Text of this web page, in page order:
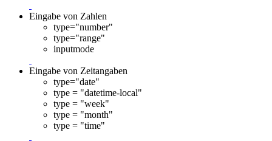
Eingabe von Zahlen
type="number"
type="range"
inputmode
Eingabe von Zeitangaben
type="date"
type = "datetime-local"
type = "week"
type = "month"
type = "time"